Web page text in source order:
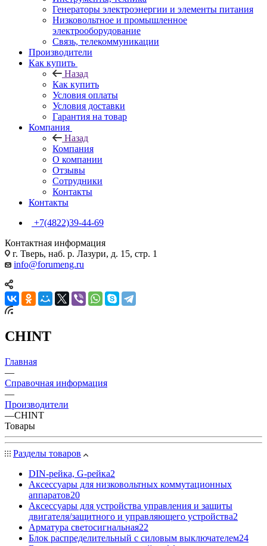
Генераторы электроэнергии и элементы питания
Низковольтное и промышленное
электрооборудование
Связь, телекоммуникации
Производители
Как купить
Назад
Как купить
Условия оплаты
Условия доставки
Гарантия на товар
Компания
Назад
Компания
О компании
Отзывы
Сотрудники
Контакты
Контакты
+7(4822)39-44-69
Контактная информация
г. Тверь, наб. р. Лазури, д. 15, стр. 1
info@forumeng.ru
CHINT
Главная
—
Справочная информация
—
Производители
—CHINT
Товары
Разделы товаров
DIN-рейка, G-рейка2
Аксессуары для низковольтных коммутационных
аппаратов20
Аксессуары для устройства управления и защиты
двигателя/защитного и управляющего устройства2
Арматура светосигнальная22
Блок распределительный с силовым выключателем24